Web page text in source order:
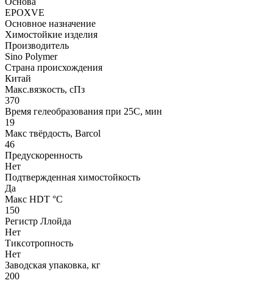
EPOXVE
Основное назначение
Химостойкие изделия
Производитель
Sino Polymer
Страна происхождения
Китай
Макс.вязкoсть, сПз
370
Время гелеобразования при 25С, мин
19
Макс твёрдость, Barcol
46
Предускоренность
Нет
Подтвержденная химостойкость
Да
Макс HDT °С
150
Регистр Ллойда
Нет
Тиксотропность
Нет
Заводская упаковка, кг
200